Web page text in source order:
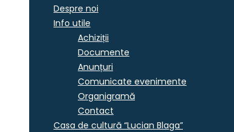
Despre noi
Info utile
Achiziții
Documente
Anunțuri
Comunicate evenimente
Organigramă
Contact
Casa de cultură “Lucian Blaga”